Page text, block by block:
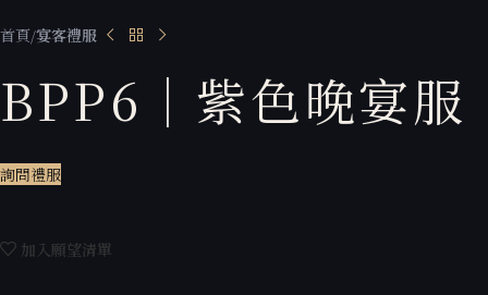
首頁 宴客禮服
BPP6｜紫色晚宴服
詢問禮服
加入願望清單